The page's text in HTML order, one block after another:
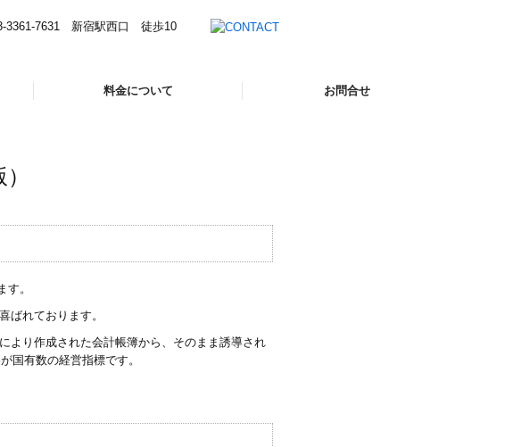
料金について お問合せ
。
ばれております。
より作成された会計帳簿から、そのまま誘導され
国有数の経営指標です。